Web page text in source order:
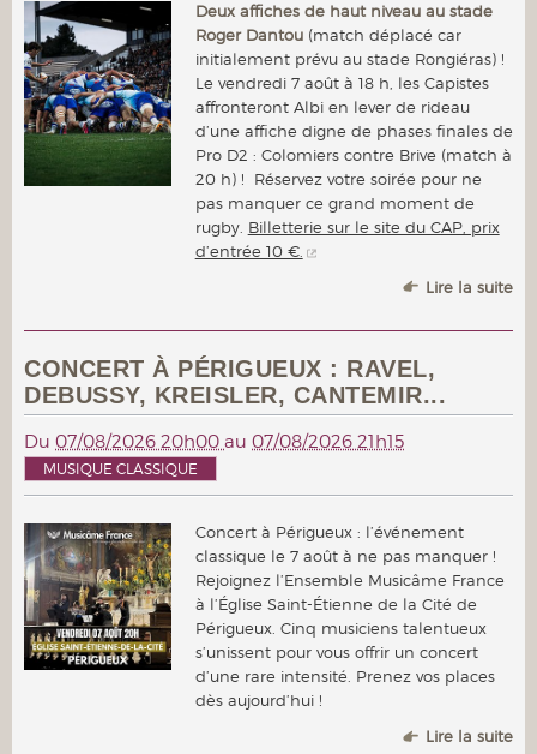
Deux affiches de haut niveau au stade
Roger Dantou(match déplacé car
initialement prévu au stade Rongiéras) !
Le vendredi 7 août à 18 h, les Capistes
affronteront Albi en lever de rideau
d’une affiche digne de phases finales de
Pro D2 : Colomiers contre Brive (match à
20 h) ! Réservez votre soirée pour ne
pas manquer ce grand moment de
rugby. Billetterie sur le site du CAP, prix
d’entrée 10 €.
Lire la suite
CONCERT À PÉRIGUEUX : RAVEL,
DEBUSSY, KREISLER, CANTEMIR...
Du 07/08/2026 20h00 au 07/08/2026 21h15
MUSIQUE CLASSIQUE
Concert à Périgueux : l’événement
classique le 7 août à ne pas manquer !
Rejoignez l’Ensemble Musicâme France
à l’Église Saint-Étienne de la Cité de
Périgueux. Cinq musiciens talentueux
s’unissent pour vous offrir un concert
d’une rare intensité. Prenez vos places
dès aujourd’hui !
Lire la suite